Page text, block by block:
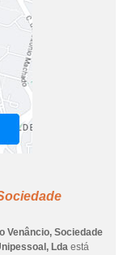
Venâncio, Sociedade
Lda está